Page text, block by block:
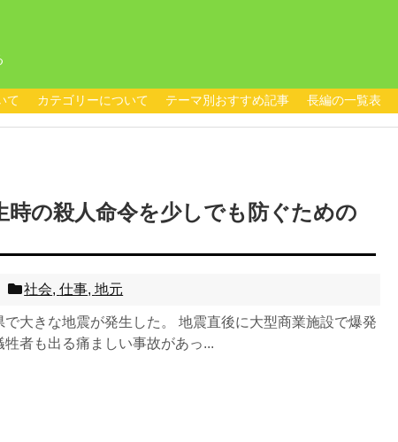
て カテゴリーについて テーマ別おすすめ記事 長編の一覧表
時の殺人命令を少しでも防ぐための
社会,仕事,地元
で大きな地震が発生した。 地震直後に大型商業施設で爆発
牲者も出る痛ましい事故があっ...